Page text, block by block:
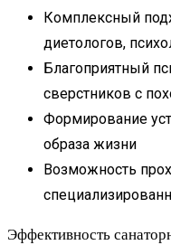
Комплексный
диетологов,
Благоприятный
сверстников с
Формирование
образа жизни
Возможность
Эффективность